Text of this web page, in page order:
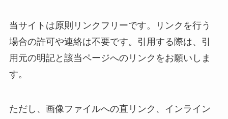
当サイトは原則リンクフリーです。リンクを行う
場合の許可や連絡は不要です。引用する際は、引
用元の明記と該当ページへのリンクをお願いしま
す。
ただし、画像ファイルへの直リンク、インライン